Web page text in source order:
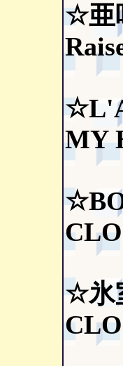
☆亜
MY
☆氷